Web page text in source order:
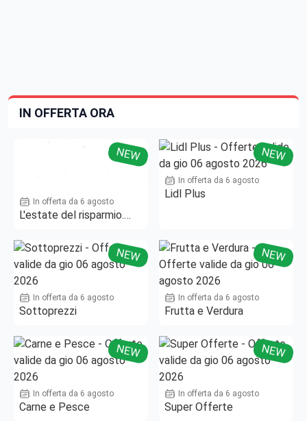
IN OFFERTA ORA
NEW
In offerta da 6 agosto
L'estate del risparmio.
NEW
In offerta da 6 agosto
Lidl Plus
NEW
In offerta da 6 agosto
Sottoprezzi
NEW
In offerta da 6 agosto
Frutta e Verdura
NEW
In offerta da 6 agosto
Carne e Pesce
NEW
In offerta da 6 agosto
Super Offerte